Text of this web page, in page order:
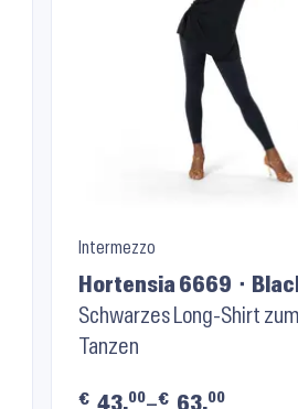
Intermezzo
Hortensia 6669 ⬝
Schwarzes Long-Shirt zum
Tanzen
€ 43.00–€ 63.00